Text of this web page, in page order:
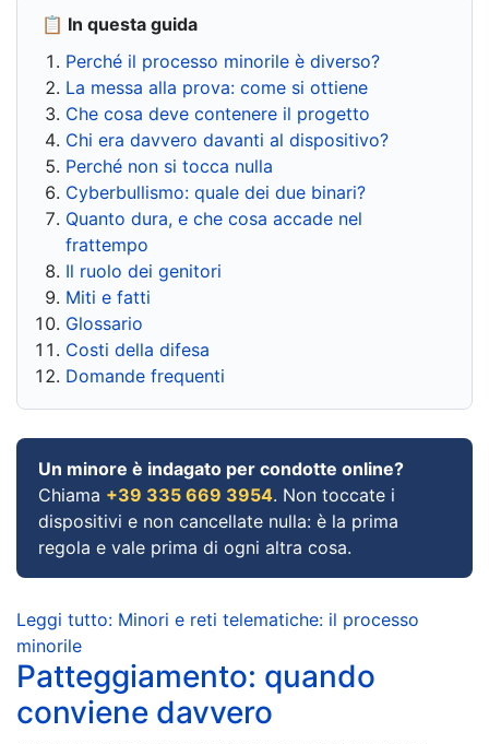
📋 In questa guida
Perché il processo minorile è diverso?
La messa alla prova: come si ottiene
Che cosa deve contenere il progetto
Chi era davvero davanti al dispositivo?
Perché non si tocca nulla
Cyberbullismo: quale dei due binari?
Quanto dura, e che cosa accade nel
frattempo
Il ruolo dei genitori
Miti e fatti
Glossario
Costi della difesa
Domande frequenti
Un minore è indagato per condotte online?
Chiama +39 335 669 3954. Non toccate i
dispositivi e non cancellate nulla: è la prima
regola e vale prima di ogni altra cosa.
Leggi tutto: Minori e reti telematiche: il processo
minorile
Patteggiamento: quando
conviene davvero